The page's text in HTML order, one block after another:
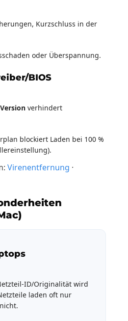
Kurzschluss in der
oder Überspannung.
BIOS
verhindert
blockiert Laden bei 100 %
Virenentfernung ·
ID/Originalität wird
laden oft nur